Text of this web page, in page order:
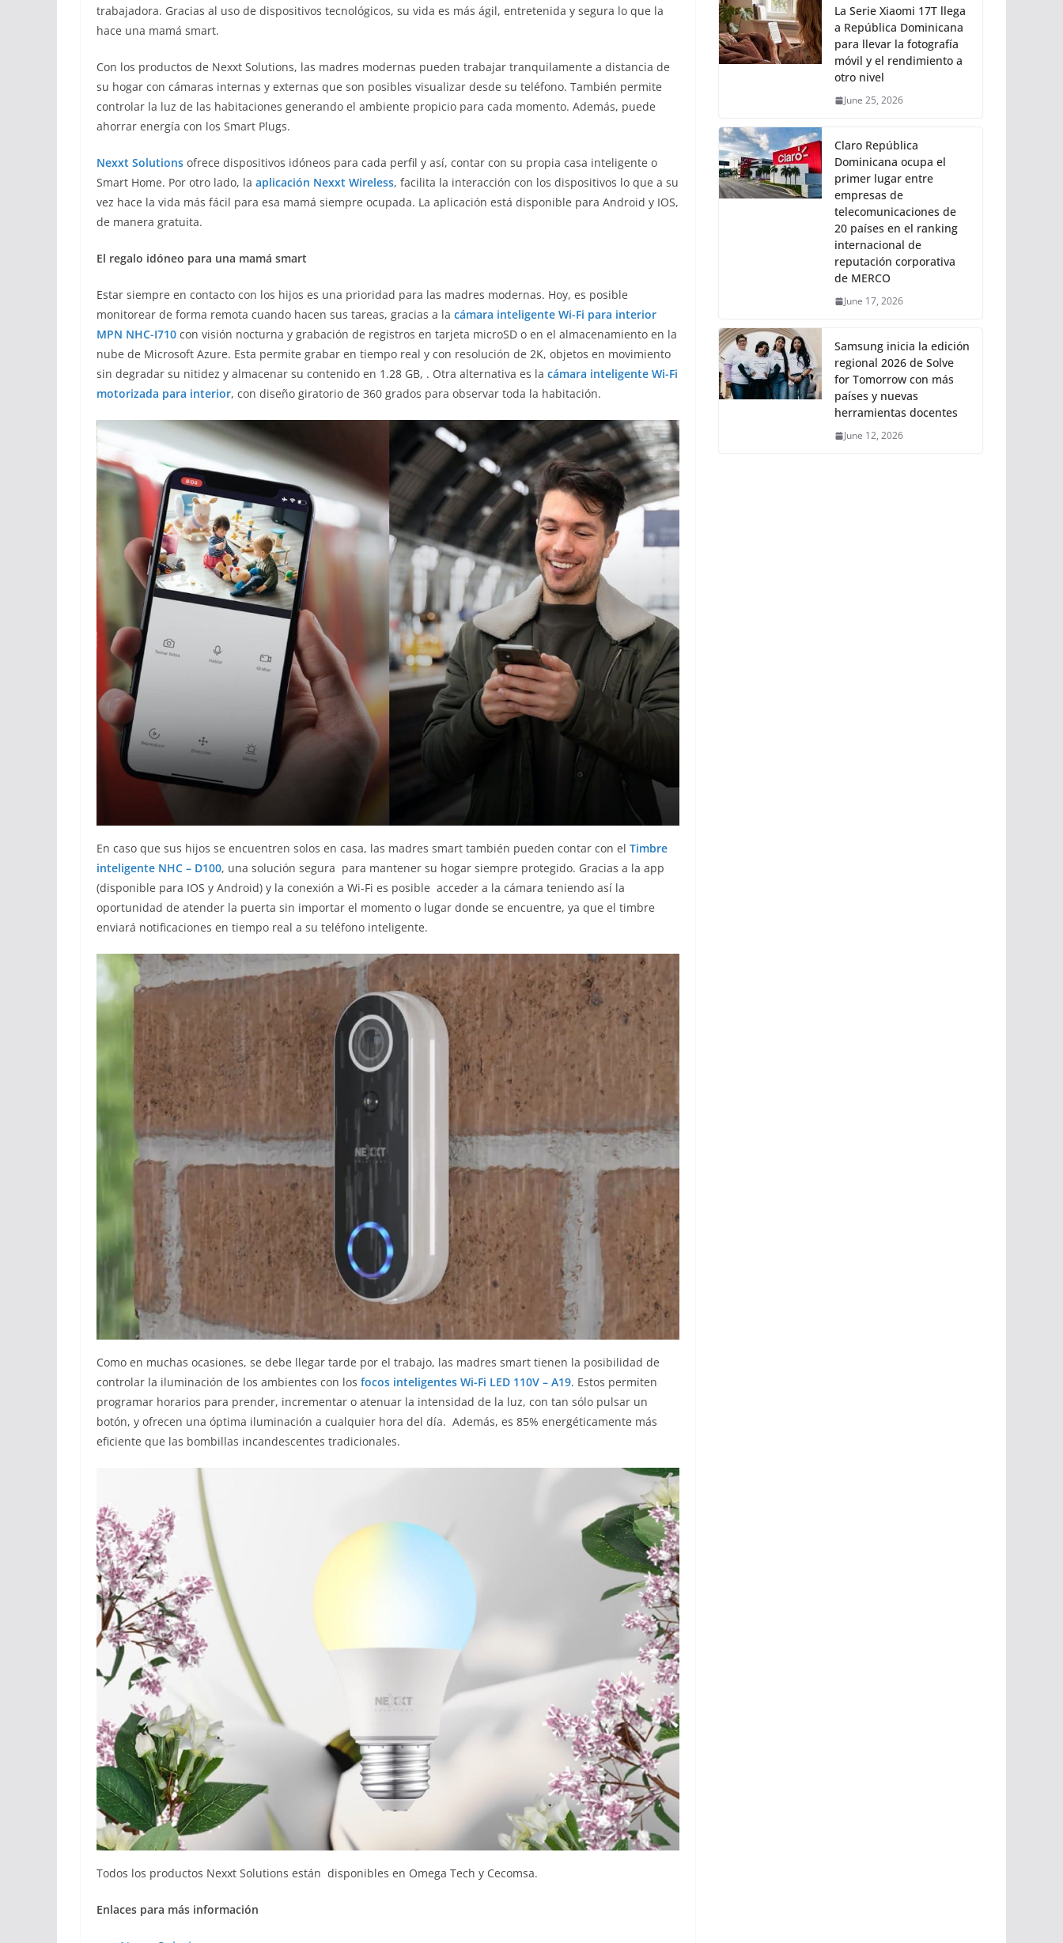
trabajadora. Gracias al uso de dispositivos tecnológicos, su vida es más ágil, entretenida y segura lo que la
hace una mamá smart.
Con los productos de Nexxt Solutions, las madres modernas pueden trabajar tranquilamente a distancia de
su hogar con cámaras internas y externas que son posibles visualizar desde su teléfono. También permite
controlar la luz de las habitaciones generando el ambiente propicio para cada momento. Además, puede
ahorrar energía con los Smart Plugs.
Nexxt Solutions ofrece dispositivos idóneos para cada perfil y así, contar con su propia casa inteligente o
Smart Home. Por otro lado, la aplicación Nexxt Wireless, facilita la interacción con los dispositivos lo que a su
vez hace la vida más fácil para esa mamá siempre ocupada. La aplicación está disponible para Android y IOS,
de manera gratuita.
El regalo idóneo para una mamá smart
Estar siempre en contacto con los hijos es una prioridad para las madres modernas. Hoy, es posible
monitorear de forma remota cuando hacen sus tareas, gracias a la cámara inteligente Wi-Fi para interior
MPN NHC-I710 con visión nocturna y grabación de registros en tarjeta microSD o en el almacenamiento en la
nube de Microsoft Azure. Esta permite grabar en tiempo real y con resolución de 2K, objetos en movimiento
sin degradar su nitidez y almacenar su contenido en 1.28 GB, . Otra alternativa es la cámara inteligente Wi-Fi
motorizada para interior, con diseño giratorio de 360 grados para observar toda la habitación.
En caso que sus hijos se encuentren solos en casa, las madres smart también pueden contar con el Timbre
inteligente NHC – D100, una solución segura para mantener su hogar siempre protegido. Gracias a la app
(disponible para IOS y Android) y la conexión a Wi-Fi es posible acceder a la cámara teniendo así la
oportunidad de atender la puerta sin importar el momento o lugar donde se encuentre, ya que el timbre
enviará notificaciones en tiempo real a su teléfono inteligente.
Como en muchas ocasiones, se debe llegar tarde por el trabajo, las madres smart tienen la posibilidad de
controlar la iluminación de los ambientes con los focos inteligentes Wi-Fi LED 110V – A19. Estos permiten
programar horarios para prender, incrementar o atenuar la intensidad de la luz, con tan sólo pulsar un
botón, y ofrecen una óptima iluminación a cualquier hora del día. Además, es 85% energéticamente más
eficiente que las bombillas incandescentes tradicionales.
Todos los productos Nexxt Solutions están disponibles en Omega Tech y Cecomsa.
Enlaces para más información
La Serie Xiaomi 17T llega
a República Dominicana
para llevar la fotografía
móvil y el rendimiento a
otro nivel
June 25, 2026
Claro República
Dominicana ocupa el
primer lugar entre
empresas de
telecomunicaciones de
20 países en el ranking
internacional de
reputación corporativa
de MERCO
June 17, 2026
Samsung inicia la edición
regional 2026 de Solve
for Tomorrow con más
países y nuevas
herramientas docentes
June 12, 2026